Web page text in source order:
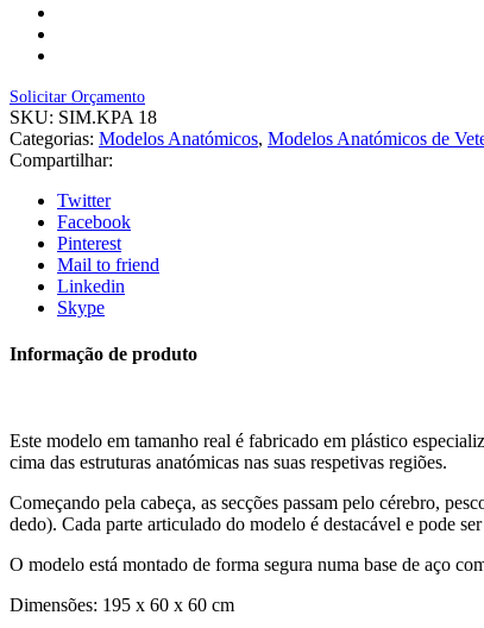
Solicitar Orçamento
SKU: SIM.KPA 18
Categorias: Modelos Anatómicos, Modelos Anatómicos de
Compartilhar:
Twitter
Facebook
Pinterest
Mail to friend
Linkedin
Skype
Informação de produto
Este modelo em tamanho real é fabricado em plástico
cima das estruturas anatómicas nas suas respetivas regiões.
Começando pela cabeça, as secções passam pelo cérebro,
dedo). Cada parte articulado do modelo é destacável e pode
O modelo está montado de forma segura numa base de aço
Dimensões: 195 x 60 x 60 cm